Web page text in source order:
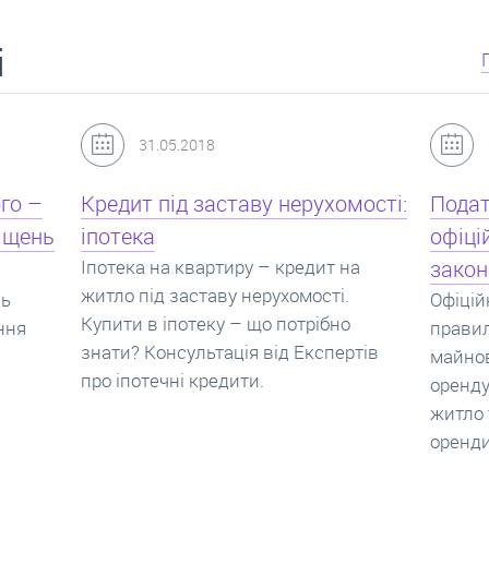
24.07.2017
Податок з оренди квартири,
офіційний договір оренди та
законна здача житла
Офіційно здати квартиру в найм. Як
правильно укладати договір
майнового найму, який податок за
оренду квартири. Законно здати
ціни